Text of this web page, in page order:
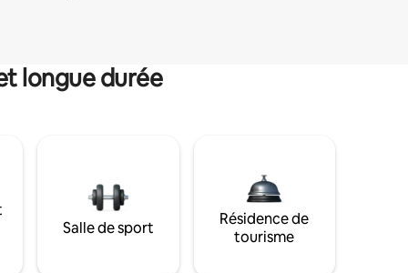
longue durée
Salle de sport
Résidence de
tourisme